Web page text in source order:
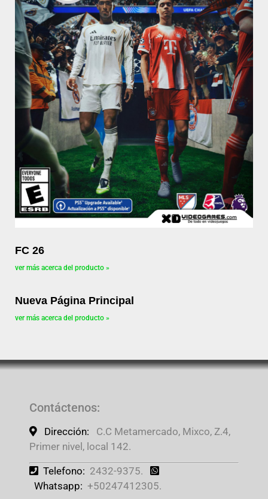
FC 26
ver más acerca del producto »
Nueva Página Principal
ver más acerca del producto »
Contáctenos:
Dirección:
C.C Metamercado, Mixco, Z.4,
Primer nivel, local 142.
Telefono: 2432-9375.
Whatsapp: +50247412305.